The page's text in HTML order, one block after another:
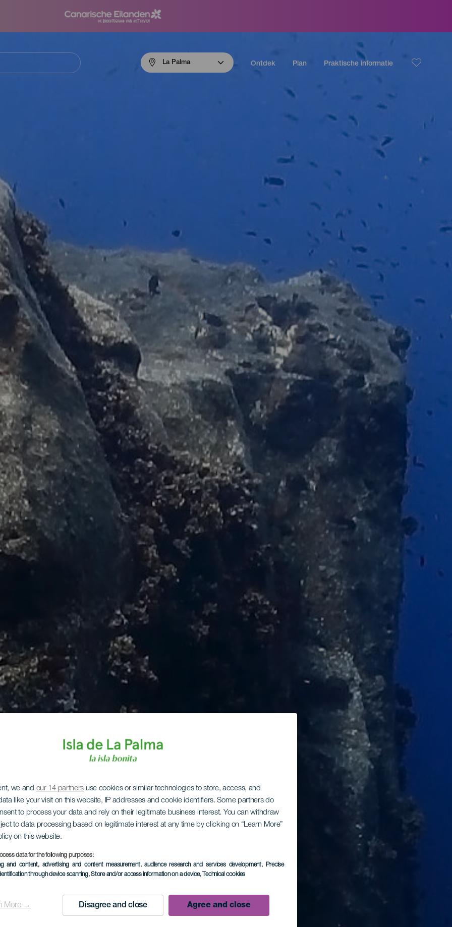
we and our 14 partners use cookies or similar technologies to store, access, and
like your visit on this website, IP addresses and cookie identifiers. Some partners do
to process your data and rely on their legitimate business interest. You can withdraw
to data processing based on legitimate interest at any time by clicking on “Learn More”
on this website.
data for the following purposes:
and content, advertising and content measurement, audience research and services development, Precise
through device scanning, Store and/or access information on a device, Technical cookies
More → Disagree and close Agree and close
La Palma Ontdek Plan Praktische informatie